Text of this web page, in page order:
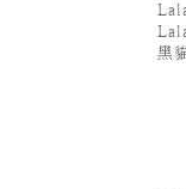
黑